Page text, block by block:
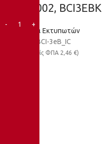
4479A002, BCI3EBK
Αναλώσιμα Εκτυπωτών
BCI-3eB_IC
(χωρίς ΦΠΑ 2,46 €)